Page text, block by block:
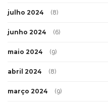
julho 2024 (8)
junho 2024 (6)
maio 2024 (9)
abril 2024 (8)
março 2024 (9)